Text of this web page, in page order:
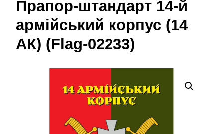
Прапор-штандарт 14-й
армійський корпус (14
АК) (Flag-02233)